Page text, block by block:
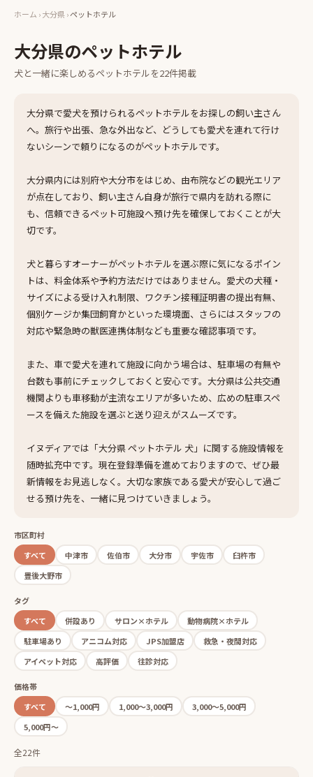
ホーム ›大分県›ペットホテル
大分県のペットホテル
犬と一緒に楽しめるペットホテルを22件掲載
大分県で愛犬を預けられるペットホテルをお探しの飼い主さん
へ。旅行や出張、急な外出など、どうしても愛犬を連れて行け
ないシーンで頼りになるのがペットホテルです。
大分県内には別府や大分市をはじめ、由布院などの観光エリア
が点在しており、飼い主さん自身が旅行で県内を訪れる際に
も、信頼できるペット可施設へ預け先を確保しておくことが大
切です。
犬と暮らすオーナーがペットホテルを選ぶ際に気になるポイン
トは、料金体系や予約方法だけではありません。愛犬の犬種・
サイズによる受け入れ制限、ワクチン接種証明書の提出有無、
個別ケージか集団飼育かといった環境面、さらにはスタッフの
対応や緊急時の獣医連携体制なども重要な確認事項です。
また、車で愛犬を連れて施設に向かう場合は、駐車場の有無や
台数も事前にチェックしておくと安心です。大分県は公共交通
機関よりも車移動が主流なエリアが多いため、広めの駐車スペ
ースを備えた施設を選ぶと送り迎えがスムーズです。
イヌディアでは「大分県 ペットホテル 犬」に関する施設情報を
随時拡充中です。現在登録準備を進めておりますので、ぜひ最
新情報をお見逃しなく。大切な家族である愛犬が安心して過ご
せる預け先を、一緒に見つけていきましょう。
市区町村
すべて
中津市 佐伯市 大分市 宇佐市
臼杵市
豊後大野市
タグ
すべて
併設あり サロン×ホテル
動物病院×ホテル
駐車場あり
アニコム対応 JPS加盟店
救急・夜間対応
アイペット対応
高評価 往診対応
価格帯
すべて
〜1,000円 1,000〜3,000円
3,000〜5,000円
5,000円〜
全22件